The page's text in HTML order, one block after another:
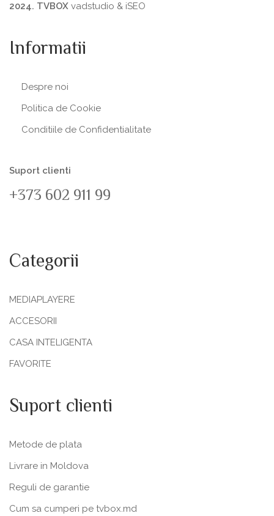
2024. TVBOX vadstudio & iSEO
Informatii
Despre noi
Politica de Сookie
Conditiile de Confidentialitate
Suport clienti
+373 602 911 99
Categorii
MEDIAPLAYERE
ACCESORII
CASA INTELIGENTA
FAVORITE
Suport clienti
Metode de plata
Livrare in Moldova
Reguli de garantie
Cum sa cumperi pe tvbox.md